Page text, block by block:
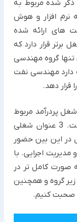
ذکر شده مربوط به
افزار و هوش
های ارائه شده
طراحی شبکه نیز در بین 15 شغل برتر قرار دارد که
تنها گروه مهندسی
دارد مهندسی نفت
قرار دهد.
تا به این جا 12 عنوان شغلی از بین 15 شغل پردرآمد مربوط
به دو گروه پزشکی و مهندسی بوده است. 3 عنوان شغلی
در این بین حضور
مدیریت اجرایی. با
صورت کامل تر در
گروه و همچنین
صحبت کنیم.